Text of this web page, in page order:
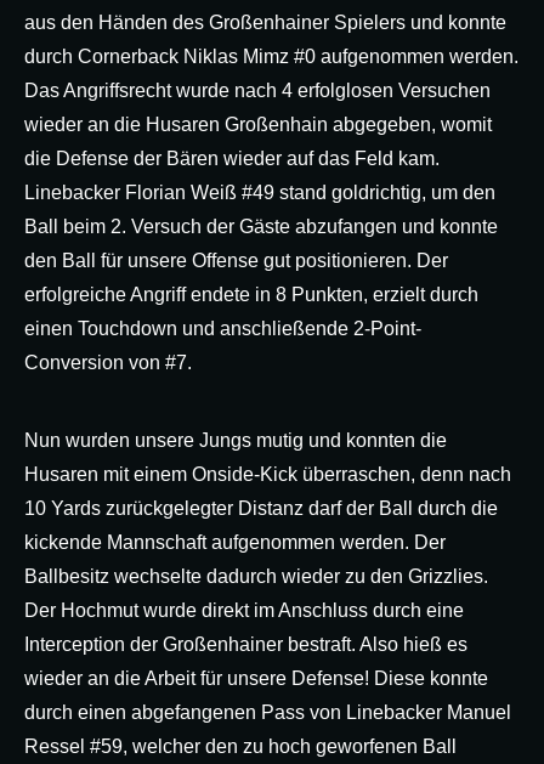
aus den Händen des Großenhainer Spielers und konnte
durch Cornerback Niklas Mimz #0 aufgenommen werden.
Das Angriffsrecht wurde nach 4 erfolglosen Versuchen
wieder an die Husaren Großenhain abgegeben, womit
die Defense der Bären wieder auf das Feld kam.
Linebacker Florian Weiß #49 stand goldrichtig, um den
Ball beim 2. Versuch der Gäste abzufangen und konnte
den Ball für unsere Offense gut positionieren. Der
erfolgreiche Angriff endete in 8 Punkten, erzielt durch
einen Touchdown und anschließende 2-Point-
Conversion von #7.
Nun wurden unsere Jungs mutig und konnten die
Husaren mit einem Onside-Kick überraschen, denn nach
10 Yards zurückgelegter Distanz darf der Ball durch die
kickende Mannschaft aufgenommen werden. Der
Ballbesitz wechselte dadurch wieder zu den Grizzlies.
Der Hochmut wurde direkt im Anschluss durch eine
Interception der Großenhainer bestraft. Also hieß es
wieder an die Arbeit für unsere Defense! Diese konnte
durch einen abgefangenen Pass von Linebacker Manuel
Ressel #59, welcher den zu hoch geworfenen Ball